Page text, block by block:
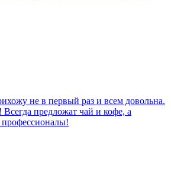
не в первый раз и всем довольна.
предложат чай и кофе, а